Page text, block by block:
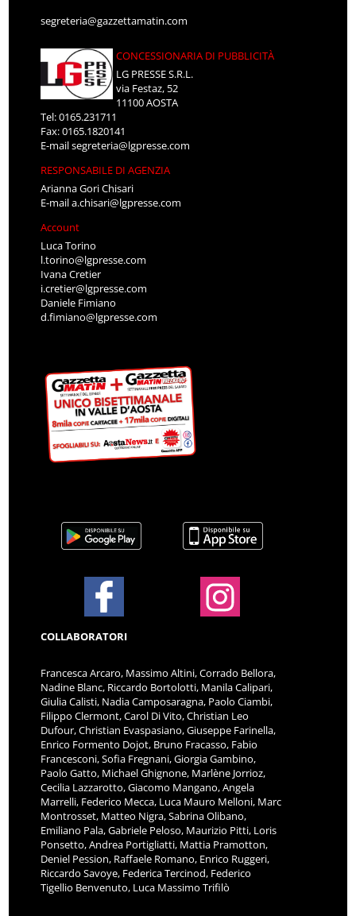
segreteria@gazzettamatin.com
CONCESSIONARIA DI PUBBLICITÀ
LG PRESSE S.R.L.
via Festaz, 52
11100 AOSTA
Tel: 0165.231711
Fax: 0165.1820141
E-mailsegreteria@lgpresse.com
RESPONSABILE DI AGENZIA
Arianna Gori Chisari
E-maila.chisari@lgpresse.com
Account
Luca Torino
l.torino@lgpresse.com
Ivana Cretier
i.cretier@lgpresse.com
Daniele Fimiano
d.fimiano@lgpresse.com
COLLABORATORI
Francesca Arcaro, Massimo Altini, Corrado Bellora,
Nadine Blanc, Riccardo Bortolotti, Manila Calipari,
Giulia Calisti, Nadia Camposaragna, Paolo Ciambi,
Filippo Clermont, Carol Di Vito, Christian Leo
Dufour, Christian Evaspasiano, Giuseppe Farinella,
Enrico Formento Dojot, Bruno Fracasso, Fabio
Francesconi, Sofia Fregnani, Giorgia Gambino,
Paolo Gatto, Michael Ghignone, Marlène Jorrioz,
Cecilia Lazzarotto, Giacomo Mangano, Angela
Marrelli, Federico Mecca, Luca Mauro Melloni, Marc
Montrosset, Matteo Nigra, Sabrina Olibano,
Emiliano Pala, Gabriele Peloso, Maurizio Pitti, Loris
Ponsetto, Andrea Portigliatti, Mattia Pramotton,
Deniel Pession, Raffaele Romano, Enrico Ruggeri,
Riccardo Savoye, Federica Tercinod, Federico
Tigellio Benvenuto, Luca Massimo Trifilò